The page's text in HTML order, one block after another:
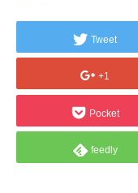
Tweet
+1
Pocket
feedly